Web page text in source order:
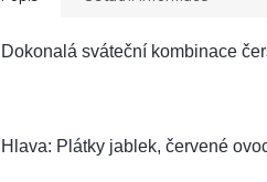
Dokonalá sváteční kombinace
Hlava: Plátky jablek, červené